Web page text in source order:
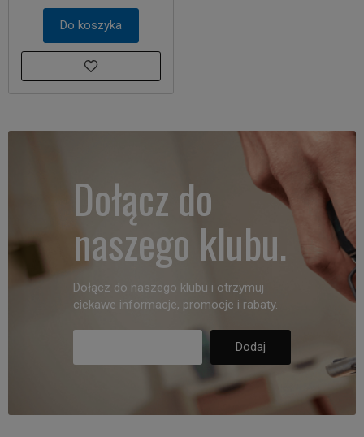
Do koszyka
Dołącz do
naszego klubu.
Dołącz do naszego klubu i otrzymuj
ciekawe informacje, promocje i rabaty.